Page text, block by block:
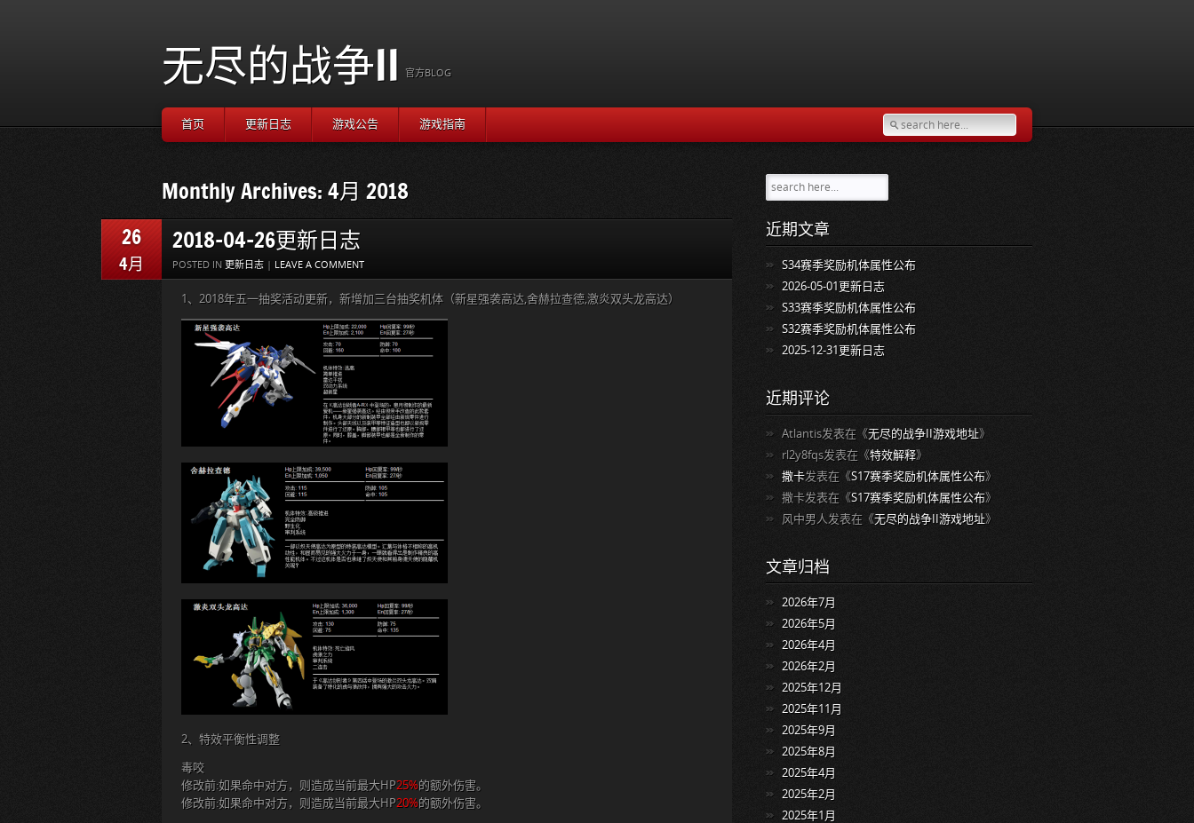
无尽的战争II 官方BLOG
首页 更新日志 游戏公告 游戏指南
Monthly Archives: 4月 2018
26
4月
2018-04-26更新日志
POSTED IN 更新日志 | LEAVE A COMMENT
?
1、2018年五一抽奖活动更新，新增加三台抽奖机体（新星强袭高达,舍赫拉查德,激炎双头龙高达）
2、特效平衡性调整
毒咬
修改前:如果命中对方，则造成当前最大HP25%的额外伤害。
修改前:如果命中对方，则造成当前最大HP20%的额外伤害。
近期文章
S34赛季奖励机体属性公布
2026-05-01更新日志
S33赛季奖励机体属性公布
S32赛季奖励机体属性公布
2025-12-31更新日志
近期评论
Atlantis发表在《无尽的战争II游戏地址》
rl2y8fqs发表在《特效解释》
撒卡发表在《S17赛季奖励机体属性公布》
撒卡发表在《S17赛季奖励机体属性公布》
风中男人发表在《无尽的战争II游戏地址》
文章归档
2026年7月
2026年5月
2026年4月
2026年2月
2025年12月
2025年11月
2025年9月
2025年8月
2025年4月
2025年2月
2025年1月